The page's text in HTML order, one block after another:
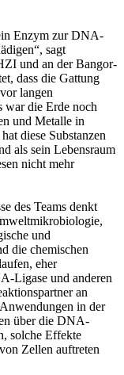
Enzym zur DNA-
sagt
und an der Bangor-
dass die Gattung
langen
war die Erde noch
und Metalle in
diese Substanzen
als sein Lebensraum
nicht mehr
des Teams denkt
und
die chemischen
eher
Ligase und anderen
an
in der
über die DNA-
solche Effekte
Zellen auftreten